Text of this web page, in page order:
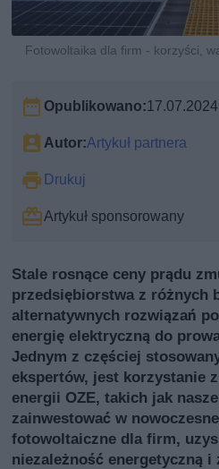
Fotowoltaika dla firm - korzyści,
Opublikowano:17.07.2024
Autor:Artykuł partnera
Drukuj
Artykuł sponsorowany
Stale rosnące ceny prądu
przedsiębiorstwa z różnych
alternatywnych rozwiązań
energię elektryczną do
Jednym z częściej
ekspertów, jest korzystanie
energii OZE, takich jak
zainwestować w
fotowoltaiczne dla firm,
niezależność energetyczną